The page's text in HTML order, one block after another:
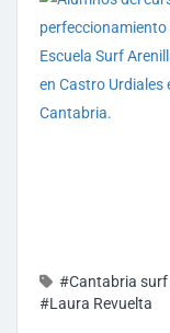
#Cantabria surf
#Laura Revuelta